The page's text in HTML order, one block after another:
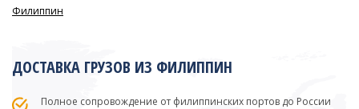
Филиппин
ДОСТАВКА ГРУЗОВ ИЗ ФИЛИППИН
Полное сопровождение от филиппинских портов до России